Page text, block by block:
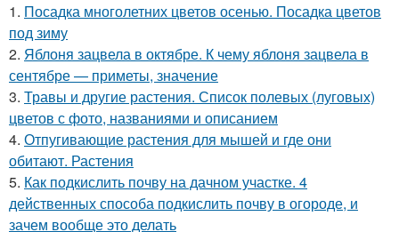
1. Посадка многолетних цветов осенью. Посадка цветов
под зиму
2. Яблоня зацвела в октябре. К чему яблоня зацвела в
сентябре — приметы, значение
3. Травы и другие растения. Список полевых (луговых)
цветов с фото, названиями и описанием
4. Отпугивающие растения для мышей и где они
обитают. Растения
5. Как подкислить почву на дачном участке. 4
действенных способа подкислить почву в огороде, и
зачем вообще это делать